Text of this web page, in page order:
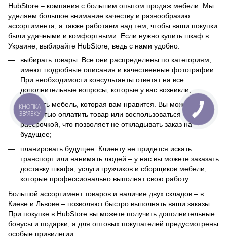
HubStore – компания с большим опытом продаж мебели. Мы
уделяем большое внимание качеству и разнообразию
ассортимента, а также работаем над тем, чтобы ваши покупки
были удачными и комфортными. Если нужно купить шкаф в
Украине, выбирайте HubStore, ведь с нами удобно:
выбирать товары. Все они распределены по категориям,
имеют подробные описания и качественные фотографии.
При необходимости консультанты ответят на все
дополнительные вопросы, которые у вас возникли;
покупать мебель, которая вам нравится. Вы можете
полностью оплатить товар или воспользоваться
рассрочкой, что позволяет не откладывать заказ на
будущее;
планировать будущее. Клиенту не придется искать
транспорт или нанимать людей – у нас вы можете заказать
доставку шкафа, услуги грузчиков и сборщиков мебели,
которые профессионально выполнят свою работу.
Большой ассортимент товаров и наличие двух складов – в
Киеве и Львове – позволяют быстро выполнять ваши заказы.
При покупке в HubStore вы можете получить дополнительные
бонусы и подарки, а для оптовых покупателей предусмотрены
особые привилегии.
КНОПКА
ЗВ'ЯЗКУ